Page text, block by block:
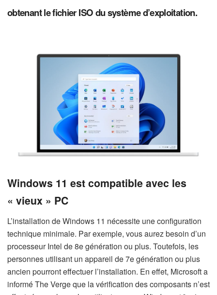
obtenant le fichier ISO du système d’exploitation.
Windows 11 est compatible avec les
« vieux » PC
L’installation de Windows 11 nécessite une configuration
technique minimale. Par exemple, vous aurez besoin d’un
processeur Intel de 8e génération ou plus. Toutefois, les
personnes utilisant un appareil de 7e génération ou plus
ancien pourront effectuer l’installation. En effet, Microsoft a
informé The Verge que la vérification des composants n’est